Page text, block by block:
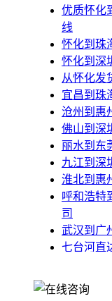
优质怀化
线
怀化到珠
怀化到深
从怀化发
宜昌到珠
沧州到惠
佛山到深
丽水到东
九江到深
淮北到惠
呼和浩特
司
武汉到广
七台河直
甘肃到
佛山到扬